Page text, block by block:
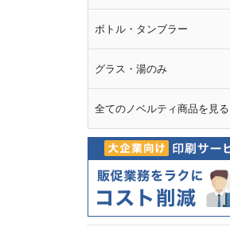
ボトル・タンブラー
グラス・湯のみ
全てのノベルティ商品を見る